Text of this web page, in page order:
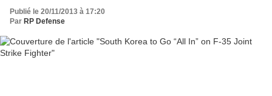
Publié le 20/11/2013 à 17:20
Par RP Defense